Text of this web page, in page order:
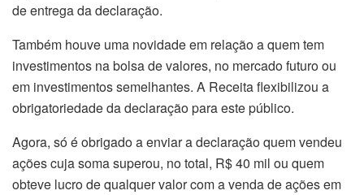
de entrega da declaração.
Também houve uma novidade em relação a quem tem
investimentos na bolsa de valores, no mercado futuro ou
em investimentos semelhantes. A Receita flexibilizou a
obrigatoriedade da declaração para este público.
Agora, só é obrigado a enviar a declaração quem vendeu
ações cuja soma superou, no total, R$ 40 mil ou quem
obteve lucro de qualquer valor com a venda de ações em